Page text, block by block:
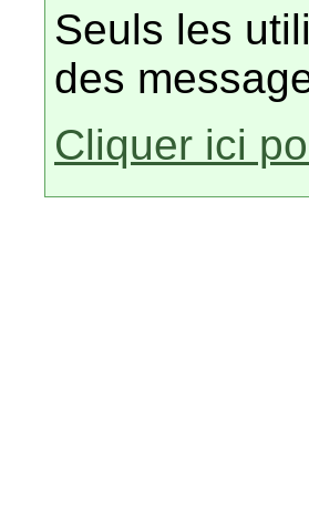
Seuls les
des
Cliquer ici